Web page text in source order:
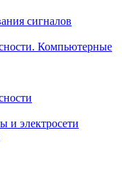
сигналов
Компьютерные
и электросети